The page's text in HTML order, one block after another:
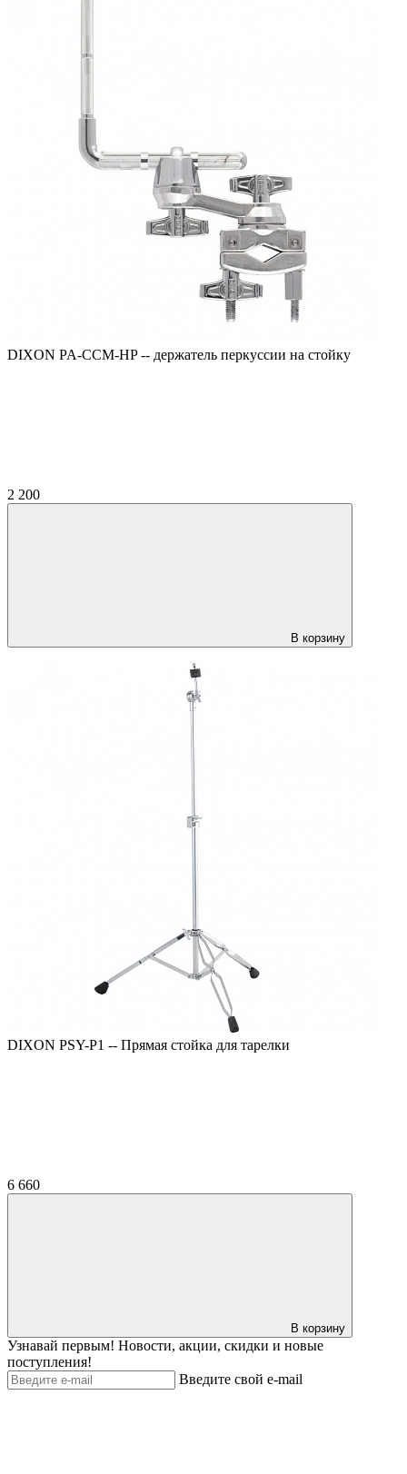
DIXON PA-CCM-HP -- держатель перкуссии на стойку
2 200
В корзину
DIXON PSY-P1 -- Прямая стойка для тарелки
6 660
В корзину
Узнавай первым! Новости, акции, скидки и новые
поступления!
Введите свой e-mail